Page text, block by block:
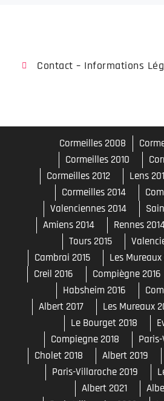
Cormeilles 2008
Valenciennes 2014
Amiens 2014
Rennes
Tours 2015
Cambrai 2015
Les Mureaux
Creil 2016
Compiègne 2016
Habsheim 2016
Albert 2017
Les Mureaux
Le Bourget 2018
Compiegne 2018
Cholet 2018
Albert 2019
Paris-Villaroche 2019
Albert 2021
Paris-Villaroche 2022
Les Mureaux 2023
Paris-Villaroche 2023
Saint-Junien 2024
Biscarosse 2025